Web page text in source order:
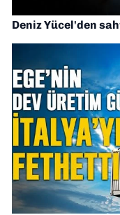
Deniz Yücel'den